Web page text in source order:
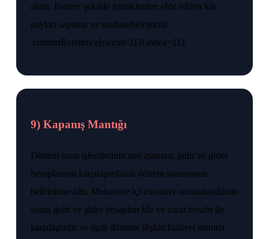
alınır. Benzer şekilde iştiraklerden elde edilen kâr
payları saptanır ve muhasebeleştirilir.
:contentReference[oaicite:11]{index=11}
9) Kapanış Mantığı
Dönem sonu işlemlerinin son aşaması, gelir ve gider
hesaplarının karşılaştırılarak dönem sonucunun
belirlenmesidir. Muhasebe içi envanter tamamlandıktan
sonra gelir ve gider hesapları kâr ve zarar hesabı ile
karşılaştırılır ve ilgili döneme ilişkin faaliyet sonucu